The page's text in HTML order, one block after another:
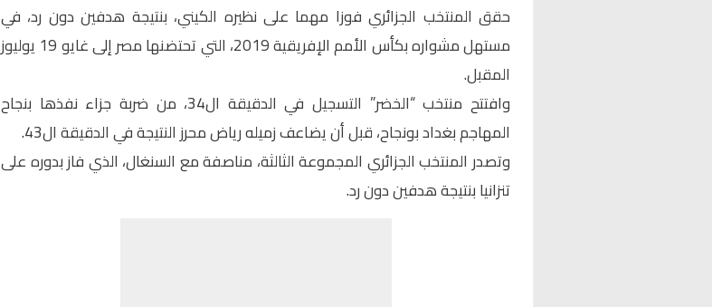
حقق المنتخب الجزائري فوزا مهما على نظيره الكيني، بنتيجة هدفين دون رد، في
مستهل مشواره بكأس الأمم الإفريقية 2019، التي تحتضنها مصر إلى غايو 19 يوليوز
المقبل.
وافتتح منتخب “الخضر” التسجيل في الدقيقة ال34، من ضربة جزاء نفذها بنجاح
المهاجم بغداد بونجاح، قبل أن يضاعف زميله رياض محرز النتيجة في الدقيقة ال43.
وتصدر المنتخب الجزائري المجموعة الثالثة، مناصفة مع السنغال، الذي فاز بدوره على
تنزانيا بنتيجة هدفين دون رد.